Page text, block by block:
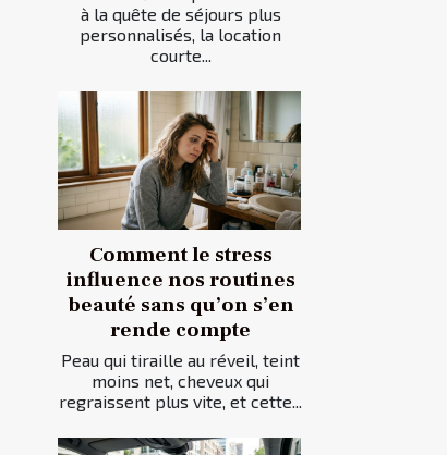
à la quête de séjours plus
personnalisés, la location
courte...
Comment le stress
influence nos routines
beauté sans qu’on s’en
rende compte
Peau qui tiraille au réveil, teint
moins net, cheveux qui
regraissent plus vite, et cette...